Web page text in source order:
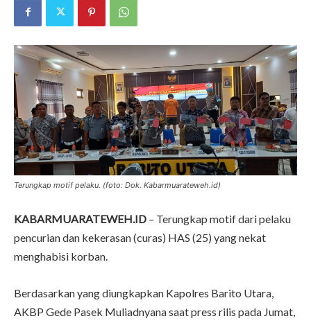
Terungkap motif pelaku. (foto: Dok. Kabarmuarateweh.id)
KABARMUARATEWEH.ID – Terungkap motif dari pelaku
pencurian dan kekerasan (curas) HAS (25) yang nekat
menghabisi korban.
Berdasarkan yang diungkapkan Kapolres Barito Utara,
AKBP Gede Pasek Muliadnyana saat press rilis pada Jumat,